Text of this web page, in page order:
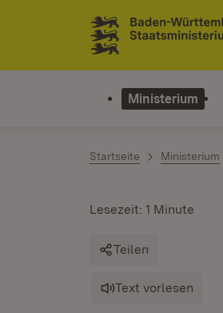
Zum Inhalt springen
Link zur Startseite
Ministerium
Startseite Ministerium
Lesezeit: 1 Minute
Teilen
Text vorlesen